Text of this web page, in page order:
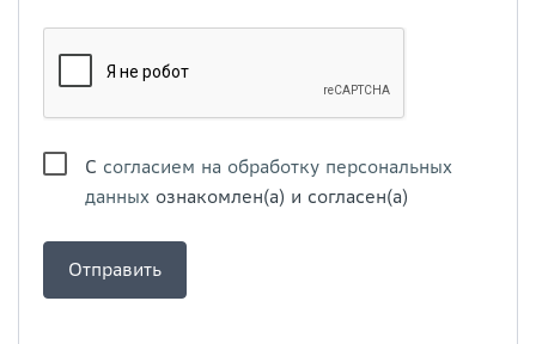
С согласием на обработку персональных
данных ознакомлен(а) и согласен(а)